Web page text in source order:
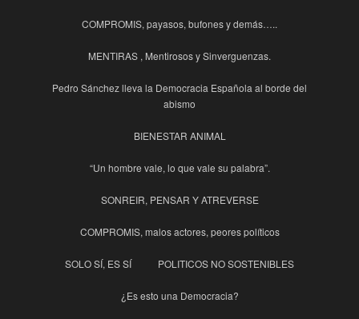
COMPROMIS, payasos, bufones y demás…..
MENTIRAS , Mentirosos y Sinverguenzas.
Pedro Sánchez lleva la Democracia Española al borde del
abismo
BIENESTAR ANIMAL
“Un hombre vale, lo que vale su palabra”.
SONREIR, PENSAR Y ATREVERSE
COMPROMIS, malos actores, peores políticos
SOLO SÍ, ES SÍ POLITICOS NO SOSTENIBLES
¿Es esto una Democracia?